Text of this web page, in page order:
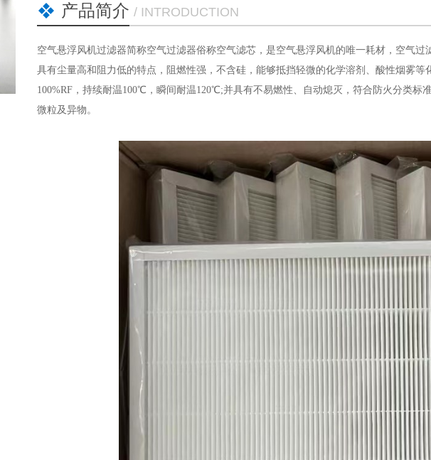
产品简介 / INTRODUCTION
空气悬浮风机过滤器简称空气过滤器俗称空气滤芯，是空气悬浮风机的唯一耗材， 空气过
具有尘量高和阻力低的特点，阻燃性强，不含硅，能够抵挡轻微的化学溶剂、酸性烟雾
100%RF，持续耐温100℃，瞬间耐温120℃;并具有不易燃性、自动熄灭，符合防火分类标
微粒及异物。